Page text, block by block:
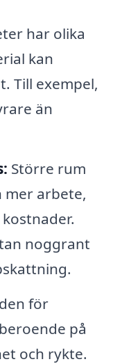
har olika
kan
Till exempel,
än
Större rum
mer arbete,
noggrant
för
på
och rykte.